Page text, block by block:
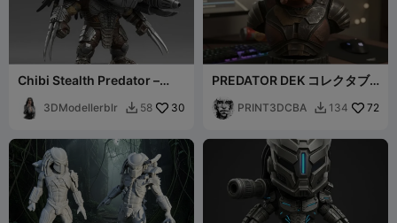
Chibi Stealth Predator –
Crimson Sight Collectible
Figurine3DModellerblr  58 30
PREDATOR DEK コレクタブ
PRINT3DCBA  134 72